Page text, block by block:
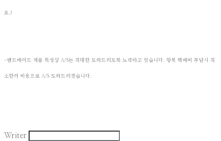
요.)
-핸드메이드 제품 특성상 A/S는 최대한 도와드리도록 노력하고 있습니다. 왕복 택배비 부담시 최
소한의 비용으로 A/S 도와드리겠습니다. ​
Writer